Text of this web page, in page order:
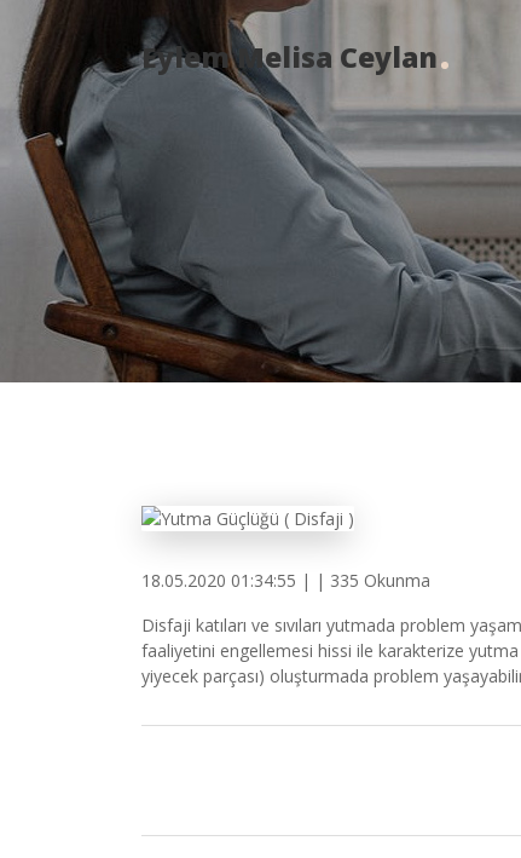
Eylem Melisa Ceylan
18.05.2020 01:34:55 | | 335 Okunma
Disfaji katıları ve sıvıları yutmada problem
faaliyetini engellemesi hissi ile karakterize
yiyecek parçası) oluşturmada problem